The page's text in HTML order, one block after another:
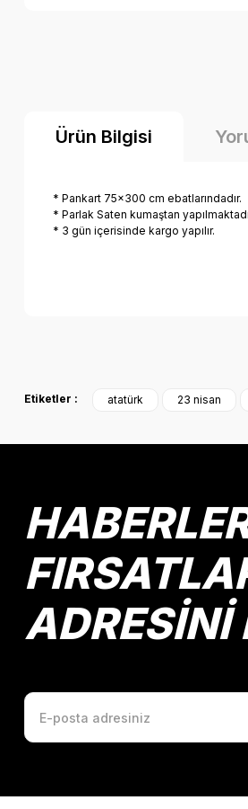
Ürün Bilgisi
* Pankart 75x300 cm ebatlarındadır.
* Parlak Saten kumaştan
* 3 gün içerisinde kargo yapılır.
Ürün açıklamasında eksik
Bu ürüne benzer farklı
Etiketler : atatürk 23 nisan
ADRESİNİ